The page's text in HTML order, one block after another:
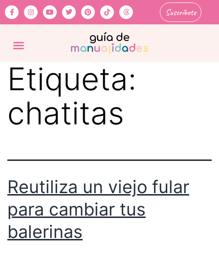
Suscríbete
Etiqueta:
chatitas
Reutiliza un viejo fular
para cambiar tus
balerinas